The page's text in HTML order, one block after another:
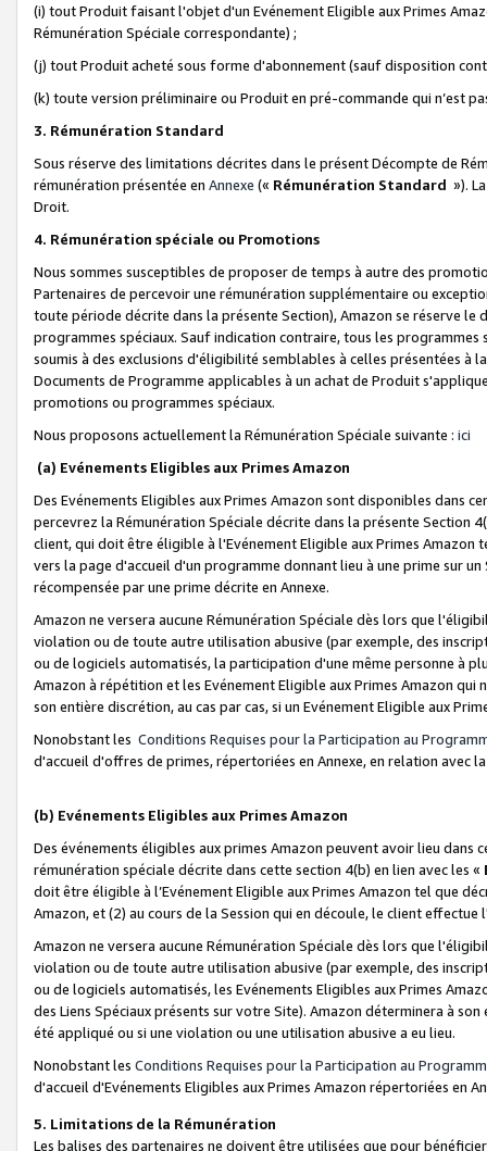
(i) tout Produit faisant l'objet d'un Evénement Eligible aux Primes
Rémunération Spéciale correspondante) ;
(j) tout Produit acheté sous forme d'abonnement (sauf disposition
(k) toute version préliminaire ou Produit en pré-commande qui n’est
3. Rémunération Standard
Sous réserve des limitations décrites dans le présent Décompte de
rémunération présentée en Annexe (« Rémunération Standard »).
Droit.
4. Rémunération spéciale ou Promotions
Nous sommes susceptibles de proposer de temps à autre des
Partenaires de percevoir une rémunération supplémentaire ou
toute période décrite dans la présente Section), Amazon se réserve
programmes spéciaux. Sauf indication contraire, tous les
soumis à des exclusions d'éligibilité semblables à celles présentées à
Documents de Programme applicables à un achat de Produit
promotions ou programmes spéciaux.
Nous proposons actuellement la Rémunération Spéciale suivante : ici
(a) Evénements Eligibles aux Primes Amazon
Des Evénements Eligibles aux Primes Amazon sont disponibles dans
percevrez la Rémunération Spéciale décrite dans la présente Section
client, qui doit être éligible à l'Evénement Eligible aux Primes Amazon
vers la page d'accueil d'un programme donnant lieu à une prime sur
récompensée par une prime décrite en Annexe.
Amazon ne versera aucune Rémunération Spéciale dès lors que
violation ou de toute autre utilisation abusive (par exemple, des
ou de logiciels automatisés, la participation d'une même personne à
Amazon à répétition et les Evénement Eligible aux Primes Amazon qui
son entière discrétion, au cas par cas, si un Evénement Eligible aux
Nonobstant les Conditions Requises pour la Participation au
d'accueil d'offres de primes, répertoriées en Annexe, en relation avec
(b) Evénements Eligibles aux Primes Amazon
Des événements éligibles aux primes Amazon peuvent avoir lieu dans
rémunération spéciale décrite dans cette section 4(b) en lien avec les «
doit être éligible à l’Evénement Eligible aux Primes Amazon tel que
Amazon, et (2) au cours de la Session qui en découle, le client
Amazon ne versera aucune Rémunération Spéciale dès lors que
violation ou de toute autre utilisation abusive (par exemple, des
ou de logiciels automatisés, les Evénements Eligibles aux Primes
des Liens Spéciaux présents sur votre Site). Amazon déterminera à
été appliqué ou si une violation ou une utilisation abusive a eu lieu.
Nonobstant les Conditions Requises pour la Participation au
d'accueil d'Evénements Eligibles aux Primes Amazon répertoriées en
5. Limitations de la Rémunération
Les balises des partenaires ne doivent être utilisées que pour